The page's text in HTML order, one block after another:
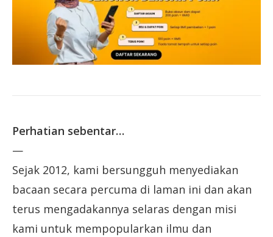
Perhatian sebentar…
—
Sejak 2012, kami bersungguh menyediakan
bacaan secara percuma di laman ini dan akan
terus mengadakannya selaras dengan misi
kami untuk mempopularkan ilmu dan